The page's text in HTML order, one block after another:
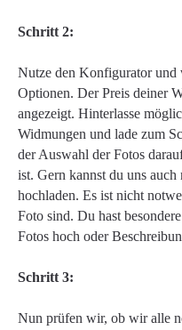
Schritt 2:
Nutze den Konfigurator und
Optionen. Der Preis deiner
angezeigt. Hinterlasse
Widmungen und lade zum
der Auswahl der Fotos
ist. Gern kannst du uns auch
hochladen. Es ist nicht
Foto sind. Du hast
Fotos hoch oder
Schritt 3:
Nun prüfen wir, ob wir alle